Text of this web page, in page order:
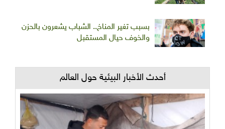
بسبب تغير المناخ.. الشباب يشعرون بالحزن
والخوف حيال المستقبل
أحدث الأخبار البيئية حول العالم